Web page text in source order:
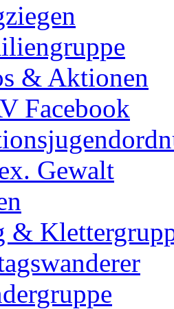
& Aktionen
Facebook
Gewalt
&